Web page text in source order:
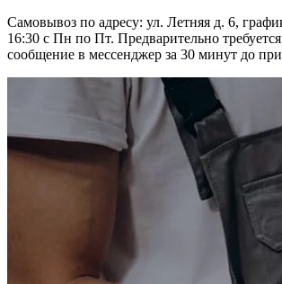
Самовывоз по адресу: ул. Летняя д. 6,
16:30 с Пн по Пт. Предварительно
сообщение в мессенджер за 30 минут до